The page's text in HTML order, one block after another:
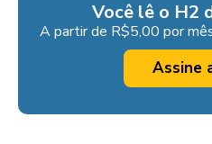
Você lê o H2
A partir de R$5,00 por
Assine